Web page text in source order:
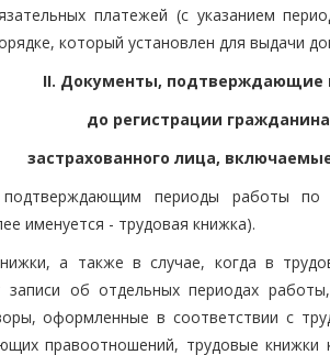
платежей (с указанием
который установлен для выдачи
II. Документы, подтверждающие
до регистрации
застрахованного лица,
периоды работы по
именуется - трудовая книжка).
а также в случае, когда в
записи об отдельных периодах
оформленные в соответствии с
правоотношений, трудовые